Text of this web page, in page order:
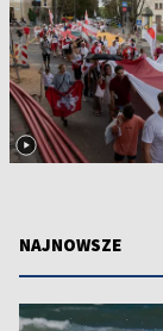
NAJNOWSZE